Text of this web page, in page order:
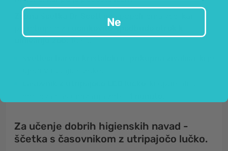
ima popolnoma vse, kar
učinkovito spodbudo otrok k
umivanju zob. To so:
Za učenje dobrih higienskih navad -
ščetka s časovnikom z utripajočo lučko.
Ne